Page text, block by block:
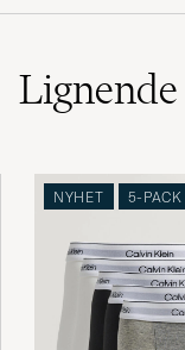
Lignende
NYHET 5-PACK